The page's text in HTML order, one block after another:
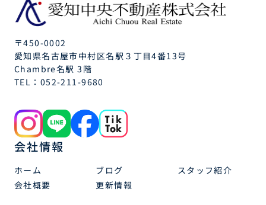
〒450-0002
愛知県名古屋市中村区名駅３丁目4番13号
Chambre名駅 3階
TEL： 052-211-9680
会社情報
ホーム ブログ
スタッフ紹介
会社概要
更新情報